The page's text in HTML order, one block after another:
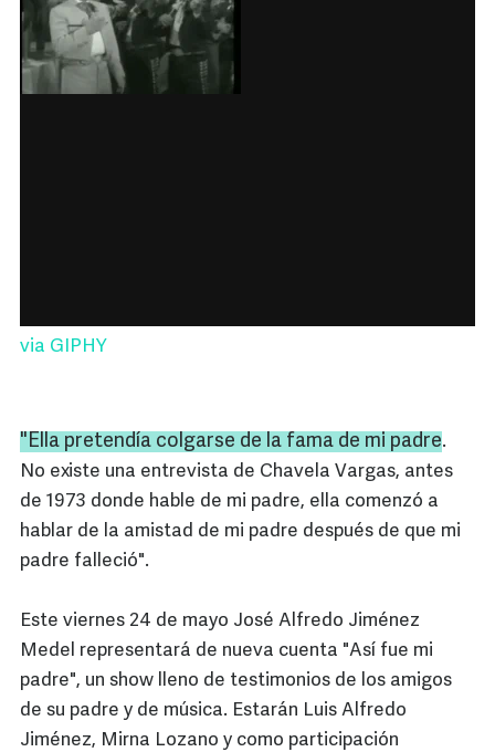
via GIPHY
"Ella pretendía colgarse de la fama de mi padre.
No existe una entrevista de Chavela Vargas, antes
de 1973 donde hable de mi padre, ella comenzó a
hablar de la amistad de mi padre después de que mi
padre falleció".
Este viernes 24 de mayo José Alfredo Jiménez
Medel representará de nueva cuenta "Así fue mi
padre", un show lleno de testimonios de los amigos
de su padre y de música. Estarán Luis Alfredo
Jiménez, Mirna Lozano y como participación